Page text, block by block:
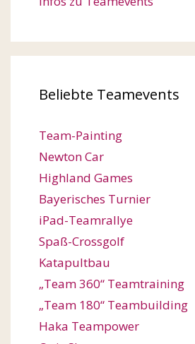
Beliebte Teamevents
Team-Painting
Newton Car
Highland Games
Bayerisches Turnier
iPad-Teamrallye
Spaß-Crossgolf
Katapultbau
„Team 360“ Teamtraining
„Team 180“ Teambuilding
Haka Teampower